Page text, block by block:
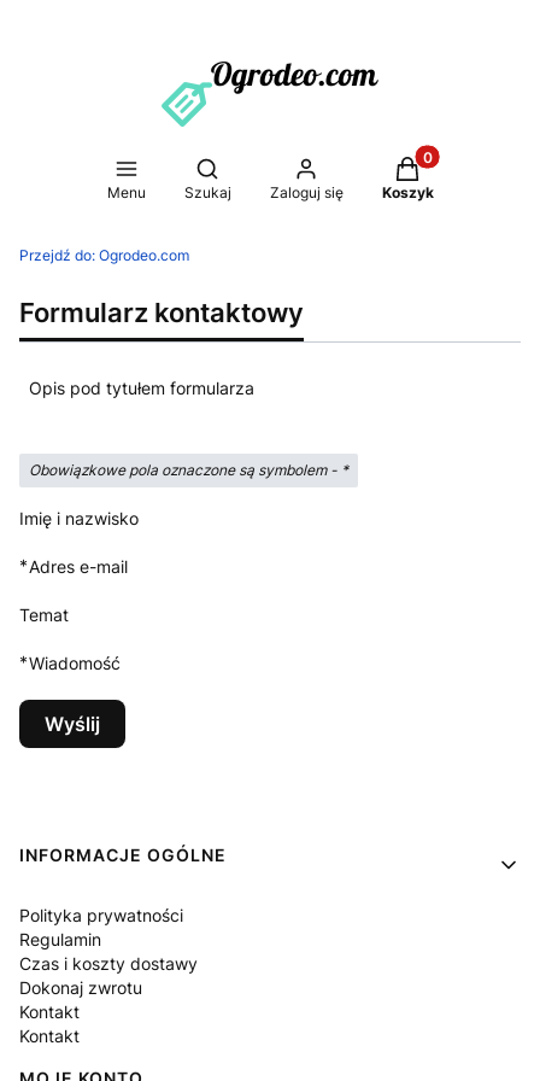
Menu
Otwórz wyszukiwarkę
Szukaj Zaloguj się
Produkty w
Koszyk
Przejdź do: Ogrodeo.com
Formularz kontaktowy
Opis pod tytułem formularza
Obowiązkowe pola oznaczone są symbolem - *
Imię i nazwisko
*Adres e-mail
Temat
*Wiadomość
Wyślij
Linki w stopce
INFORMACJE OGÓLNE
Polityka prywatności
Regulamin
Czas i koszty dostawy
Dokonaj zwrotu
Kontakt
Kontakt